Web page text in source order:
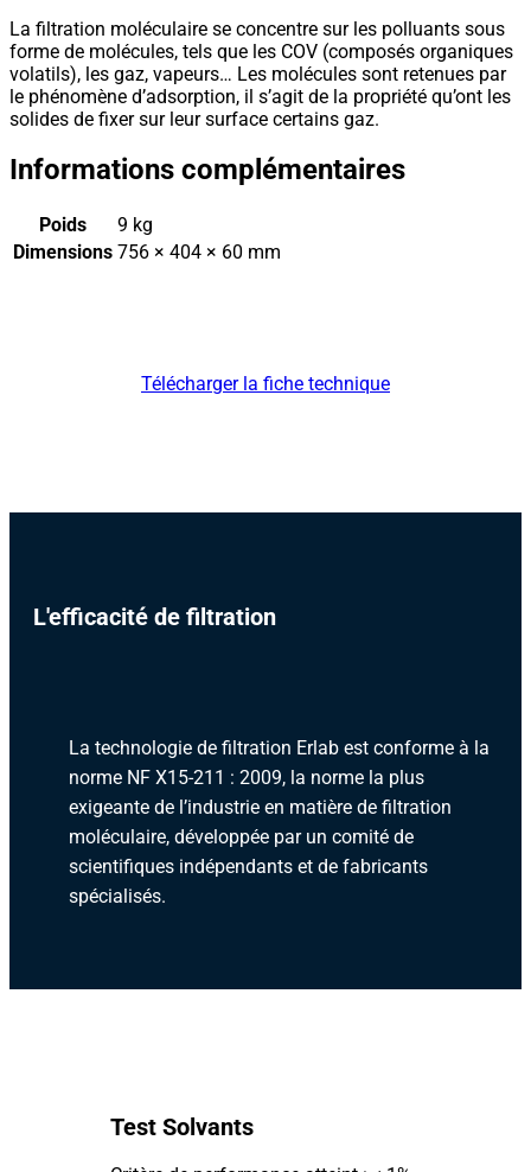
La filtration moléculaire se concentre sur les polluants sous
forme de molécules, tels que les COV (composés organiques
volatils), les gaz, vapeurs… Les molécules sont retenues par
le phénomène d’adsorption, il s’agit de la propriété qu’ont les
solides de fixer sur leur surface certains gaz.
Informations complémentaires
Poids
9 kg
Dimensions 756 × 404 × 60 mm
Télécharger la fiche technique
L'efficacité de filtration
La technologie de filtration Erlab est conforme à la
norme NF X15-211 : 2009, la norme la plus
exigeante de l’industrie en matière de filtration
moléculaire, développée par un comité de
scientifiques indépendants et de fabricants
spécialisés.
Test Solvants